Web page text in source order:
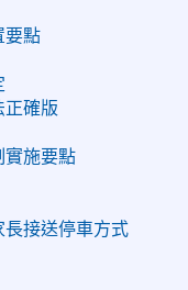
要點
正確版
實施要點
接送停車方式